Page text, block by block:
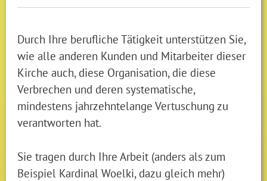
Durch Ihre berufliche Tätigkeit unterstützen Sie,
wie alle anderen Kunden und Mitarbeiter dieser
Kirche auch, diese Organisation, die diese
Verbrechen und deren systematische,
mindestens jahrzehntelange Vertuschung zu
verantworten hat.
Sie tragen durch Ihre Arbeit (anders als zum
Beispiel Kardinal Woelki, dazu gleich mehr)